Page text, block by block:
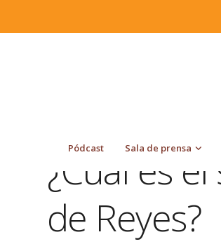
Pódcast Sala de prensa
¿Cuál es
de Reyes?